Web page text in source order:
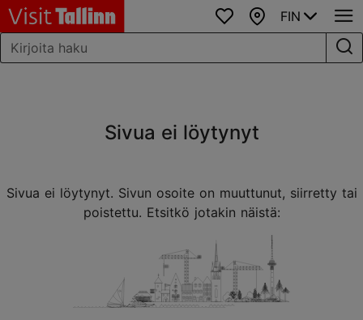
SuosikitKartta
FIN
Sivua ei löytynyt
Sivua ei löytynyt. Sivun osoite on muuttunut, siirretty tai
poistettu. Etsitkö jotakin näistä: